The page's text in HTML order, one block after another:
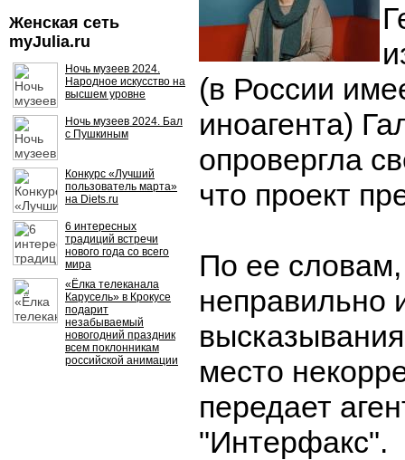
Женская сеть
myJulia.ru
Ночь музеев 2024.
Народное искусство на
высшем уровне
Ночь музеев 2024. Бал
с Пушкиным
Конкурс «Лучший
пользователь марта»
на Diets.ru
6 интересных
традиций встречи
нового года со всего
мира
«Ёлка телеканала
Карусель» в Крокусе
подарит
незабываемый
новогодний праздник
всем поклонникам
российской анимации
(в России
иноагента)
опровергла
что проект
По ее
неправильно
место
передает
"Интерфакс".